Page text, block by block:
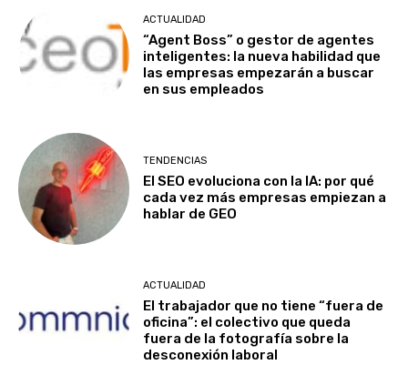
ACTUALIDAD
“Agent Boss” o gestor de agentes
inteligentes: la nueva habilidad que
las empresas empezarán a buscar
en sus empleados
TENDENCIAS
El SEO evoluciona con la IA: por qué
cada vez más empresas empiezan a
hablar de GEO
ACTUALIDAD
El trabajador que no tiene “fuera de
oficina”: el colectivo que queda
fuera de la fotografía sobre la
desconexión laboral